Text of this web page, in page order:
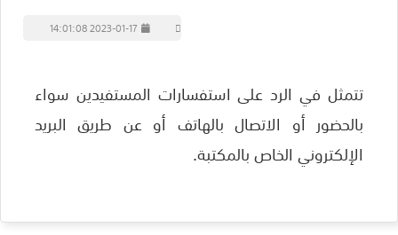
2023-01-17 14:01:08
تتمثل في الرد على استفسارات المستفيدين سواء
بالحضور أو الاتصال بالهاتف أو عن طريق البريد
الإلكتروني الخاص بالمكتبة.